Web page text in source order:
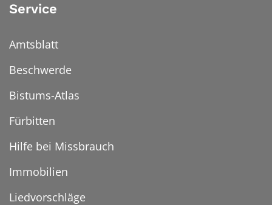
Service
Amtsblatt
Beschwerde
Bistums-Atlas
Fürbitten
Hilfe bei Missbrauch
Immobilien
Liedvorschläge